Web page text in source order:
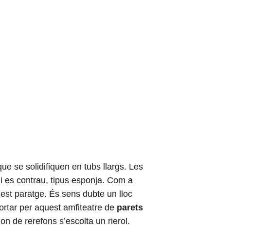
se solidifiquen en tubs llargs. Les
es contrau, tipus esponja. Com a
paratge. És sens dubte un lloc
per aquest amfiteatre de parets
de rerefons s’escolta un rierol.